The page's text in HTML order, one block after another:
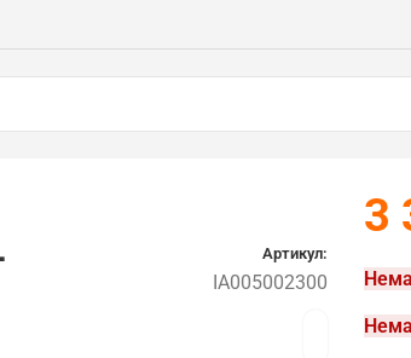
Артикул:
IA005002300
3